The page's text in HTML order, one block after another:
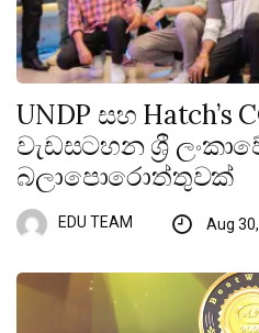
UNDP සහ Hatch’s
වැඩසටහන ශ්‍රී
බලාපොරොත්තුවක්
EDU TEAM Aug